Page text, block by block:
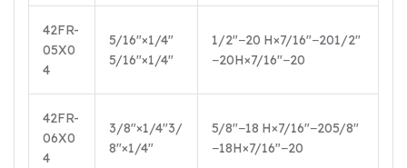
42FR-
05X0
4
5/16″×1/4″
5/16″×1/4″
1/2″−20 H×7/16″−201/2″
−20H×7/16″−20
42FR-
06X0
4
3/8″×1/4″3/
8″×1/4″
5/8″−18 H×7/16″−205/8″
−18H×7/16″−20